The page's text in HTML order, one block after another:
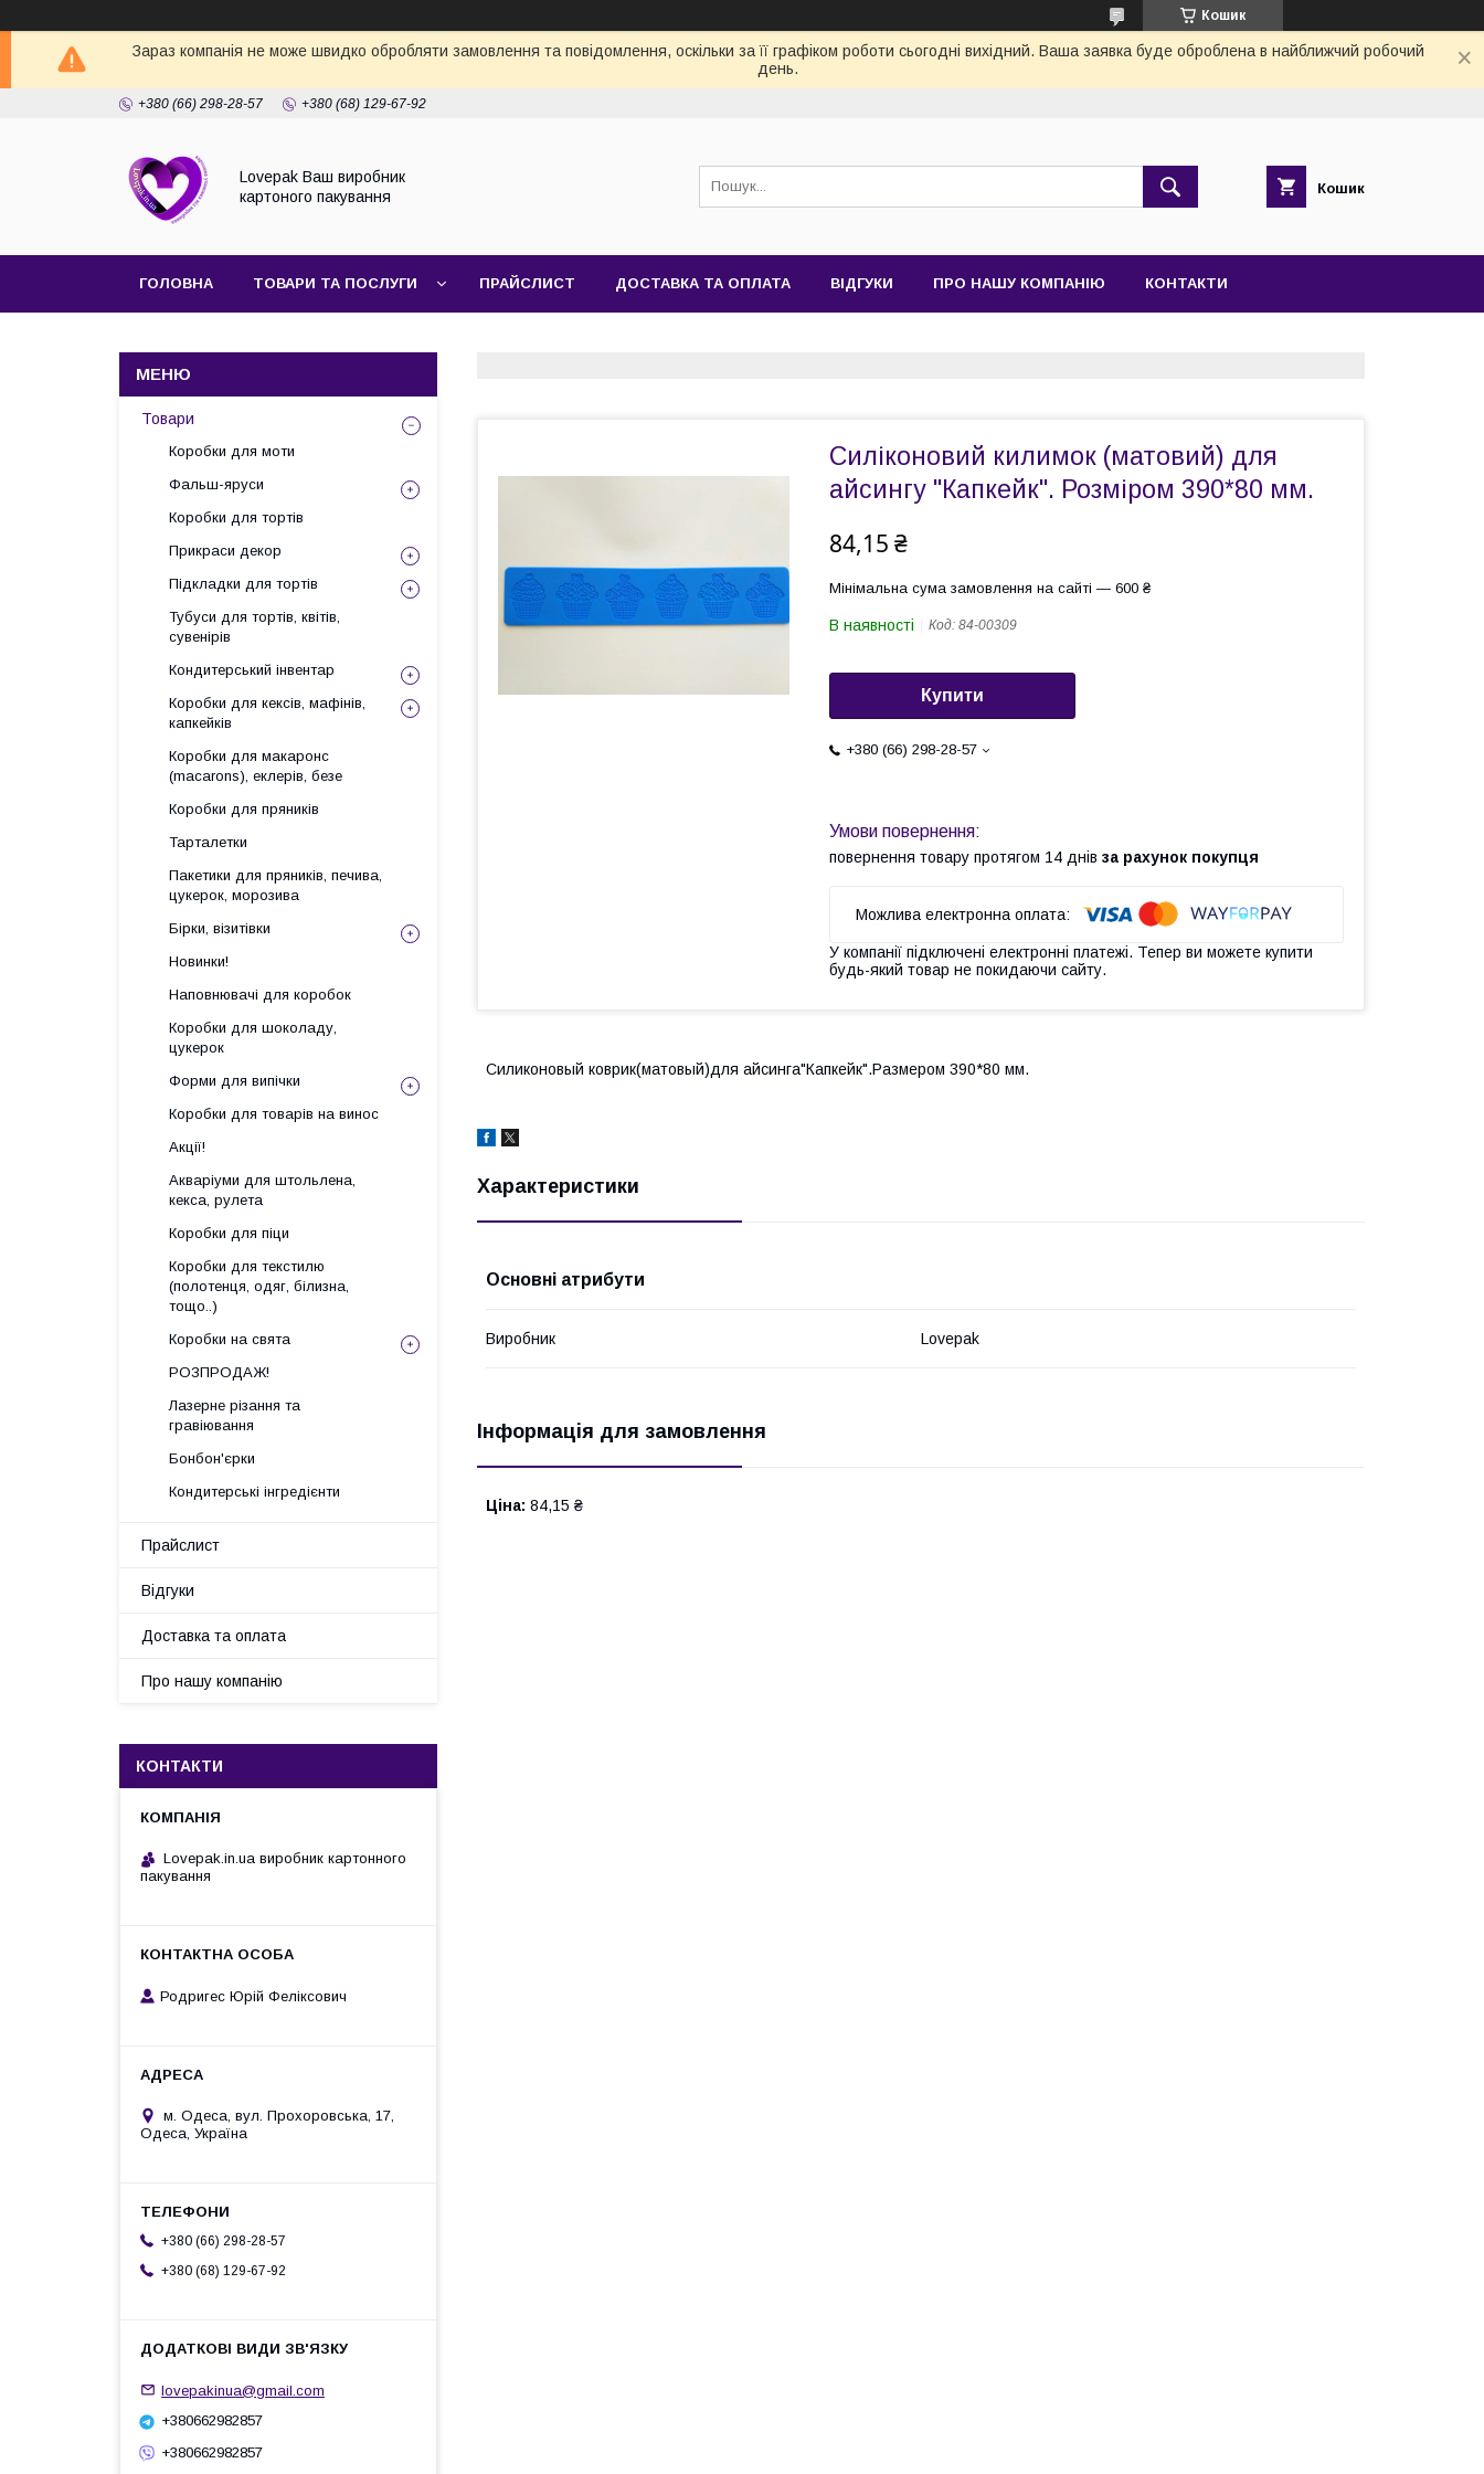
Кошик
Зараз компанія не може швидко обробляти замовлення та повідомлення, оскільки за її графіком роботи сьогодні вихідний. Ваша заявка буде оброблена в найближчий робочий
день.
+380 (66) 298-28-57 +380 (68) 129-67-92
Lovepak Ваш виробник
картоного пакування
Кошик
ГОЛОВНА ТОВАРИ ТА ПОСЛУГИ ПРАЙСЛИСТ ДОСТАВКА ТА ОПЛАТА ВІДГУКИ ПРО НАШУ КОМПАНІЮ КОНТАКТИ
Силіконовий килимок (матовий) для
айсингу "Капкейк". Розміром 390*80 мм.
84,15 ₴
Мінімальна сума замовлення на сайті — 600 ₴
В наявності Код: 84-00309
Купити
+380 (66) 298-28-57
повернення товару протягом 14 днів за рахунок покупця
У компанії підключені електронні платежі. Тепер ви можете купити
будь-який товар не покидаючи сайту.
Силиконовый коврик(матовый)для айсинга"Капкейк".Размером 390*80 мм.
Характеристики
Основні атрибути
Виробник Lovepak
Інформація для замовлення
Ціна: 84,15 ₴
Товари
Коробки для моти
Фальш-яруси
Коробки для тортів
Прикраси декор
Підкладки для тортів
Тубуси для тортів, квітів,
сувенірів
Кондитерський інвентар
Коробки для кексів, мафінів,
капкейків
Коробки для макаронс
(macarons), еклерів, безе
Коробки для пряників
Тарталетки
Пакетики для пряників, печива,
цукерок, морозива
Бірки, візитівки
Новинки!
Наповнювачі для коробок
Коробки для шоколаду,
цукерок
Форми для випічки
Коробки для товарів на винос
Акції!
Акваріуми для штольлена,
кекса, рулета
Коробки для піци
Коробки для текстилю
(полотенця, одяг, білизна,
тощо..)
Коробки на свята
РОЗПРОДАЖ!
Лазерне різання та
гравіювання
Бонбон'єрки
Кондитерські інгредієнти
Прайслист
Відгуки
Доставка та оплата
Про нашу компанію
КОНТАКТИ
Lovepak.in.ua виробник картонного
пакування
Родригес Юрій Феліксович
м. Одеса, вул. Прохоровська, 17,
Одеса, Україна
+380 (66) 298-28-57
+380 (68) 129-67-92
lovepakinua@gmail.com
+380662982857
+380662982857